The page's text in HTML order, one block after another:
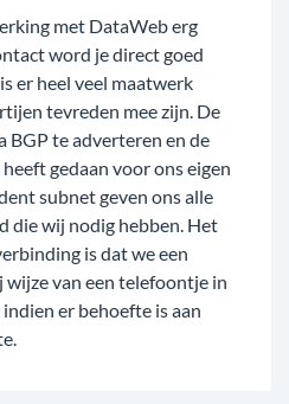
met DataWeb erg
word je direct goed
er heel veel maatwerk
tevreden mee zijn. De
BGP te adverteren en de
gedaan voor ons eigen
subnet geven ons alle
die wij nodig hebben. Het
is dat we een
van een telefoontje in
er behoefte is aan